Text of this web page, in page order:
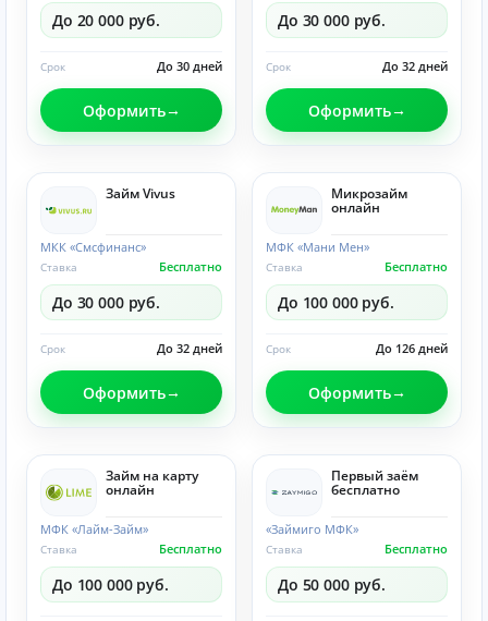
До 20 000 руб.
До 30 дней
Срок
Оформить
До 30 000 руб.
До 32 дней
Срок
Оформить
Займ Vivus
МКК «Смсфинанс»
Бесплатно
Ставка
До 30 000 руб.
До 32 дней
Срок
Оформить
Микрозайм
онлайн
МФК «Мани Мен»
Бесплатно
Ставка
До 100 000 руб.
До 126 дней
Срок
Оформить
Займ на карту
онлайн
МФК «Лайм-Займ»
Бесплатно
Ставка
До 100 000 руб.
Первый заём
бесплатно
«Займиго МФК»
Бесплатно
Ставка
До 50 000 руб.